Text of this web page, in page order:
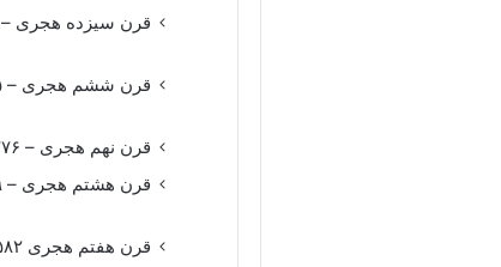
قرن سیزده هجری – ۱۱۶۴ الی ۱۲۶۱ شمسی
قرن ششم هجری – ۴۸۵ الی ۵۸۲ شمسی
قرن نهم هجری – ۷۷۶ الی ۸۷۳ شمسی
قرن هشتم هجری – ۶۷۹ الی ۷۷۶ شمسی
قرن هفتم هجری ۵۸۲ الی ۶۷۹ شمسی